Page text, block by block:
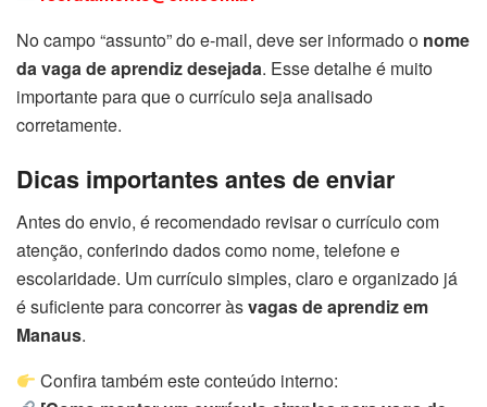
No campo “assunto” do e-mail, deve ser informado o nome
da vaga de aprendiz desejada. Esse detalhe é muito
importante para que o currículo seja analisado
corretamente.
Dicas importantes antes de enviar
Antes do envio, é recomendado revisar o currículo com
atenção, conferindo dados como nome, telefone e
escolaridade. Um currículo simples, claro e organizado já
é suficiente para concorrer àsvagas de aprendiz em
Manaus.
Confira também este conteúdo interno: